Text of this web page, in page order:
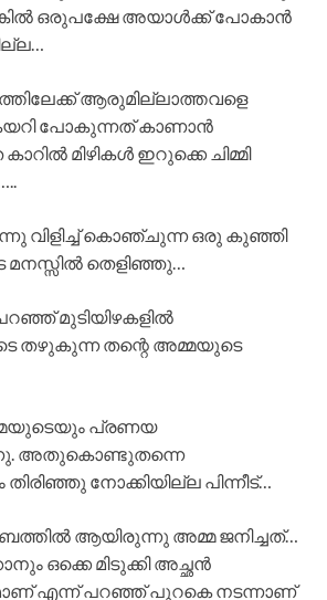
ഒരുപക്ഷേ അയാൾക്ക് പോകാൻ
ആരുമില്ലാത്തവളെ
പോകുന്നത് കാണാൻ
മിഴികൾ ഇറുക്കെ ചിമ്മി
എന്നു വിളിച്ച് കൊഞ്ചുന്ന ഒരു കുഞ്ഞി
തെളിഞ്ഞു…
പറഞ്ഞ് മുടിയിഴകളിൽ
തഴുകുന്ന തന്റെ അമ്മയുടെ
പ്രണയ
അതുകൊണ്ടുതന്നെ
നോക്കിയില്ല പിന്നീട്…
ആയിരുന്നു അമ്മ ജനിച്ചത്…
ഒക്കെ മിടുക്കി അച്ഛൻ
എന്ന് പറഞ്ഞ് പുറകെ നടന്നാണ്